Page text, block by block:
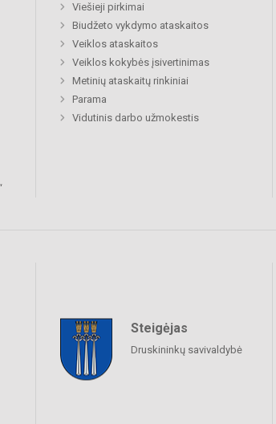
Viešieji pirkimai
Biudžeto vykdymo ataskaitos
Veiklos ataskaitos
Veiklos kokybės įsivertinimas
Metinių ataskaitų rinkiniai
Parama
Vidutinis darbo užmokestis
Steigėjas
Druskininkų savivaldybė